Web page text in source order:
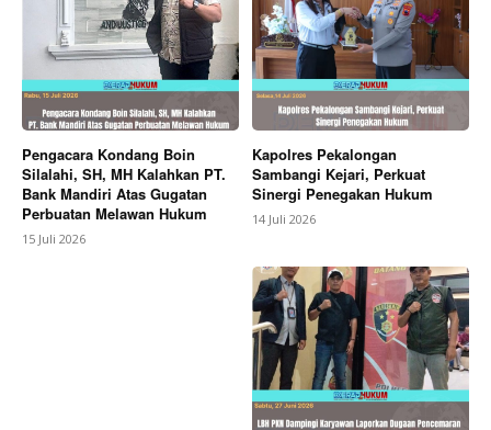
Pengacara Kondang Boin
Silalahi, SH, MH Kalahkan PT.
Bank Mandiri Atas Gugatan
Perbuatan Melawan Hukum
15 Juli 2026
Kapolres Pekalongan
Sambangi Kejari, Perkuat
Sinergi Penegakan Hukum
14 Juli 2026